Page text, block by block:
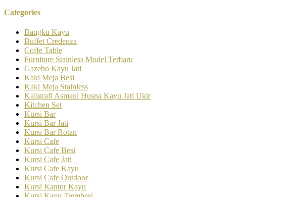
Categories
Bangku Kayu
Buffet Credenza
Coffe Table
Furniture Stainless Model Terbaru
Gazebo Kayu Jati
Kaki Meja Besi
Kaki Meja Stainless
Kaligrafi Asmaul Husna Kayu Jati Ukir
Kitchen Set
Kursi Bar
Kursi Bar Jati
Kursi Bar Rotan
Kursi Cafe
Kursi Cafe Besi
Kursi Cafe Jati
Kursi Cafe Kayu
Kursi Cafe Outdoor
Kursi Kantor Kayu